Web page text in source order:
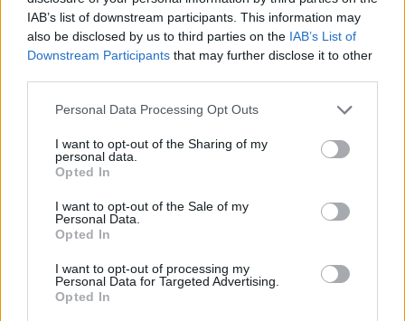
IAB’s list of downstream participants. This information may
also be disclosed by us to third parties on the IAB’s List of
Downstream Participants that may further disclose it to other
Personal Data Processing Opt Outs
I want to opt-out of the Sharing of my
personal data.
Opted In
I want to opt-out of the Sale of my
Personal Data.
Opted In
I want to opt-out of processing my
Personal Data for Targeted Advertising.
Opted In
ashpër një personi në
publik, çfarë ndodhi me
reperin?
Mbërrin në Shqipëri nga
laboratorit të kokainës në